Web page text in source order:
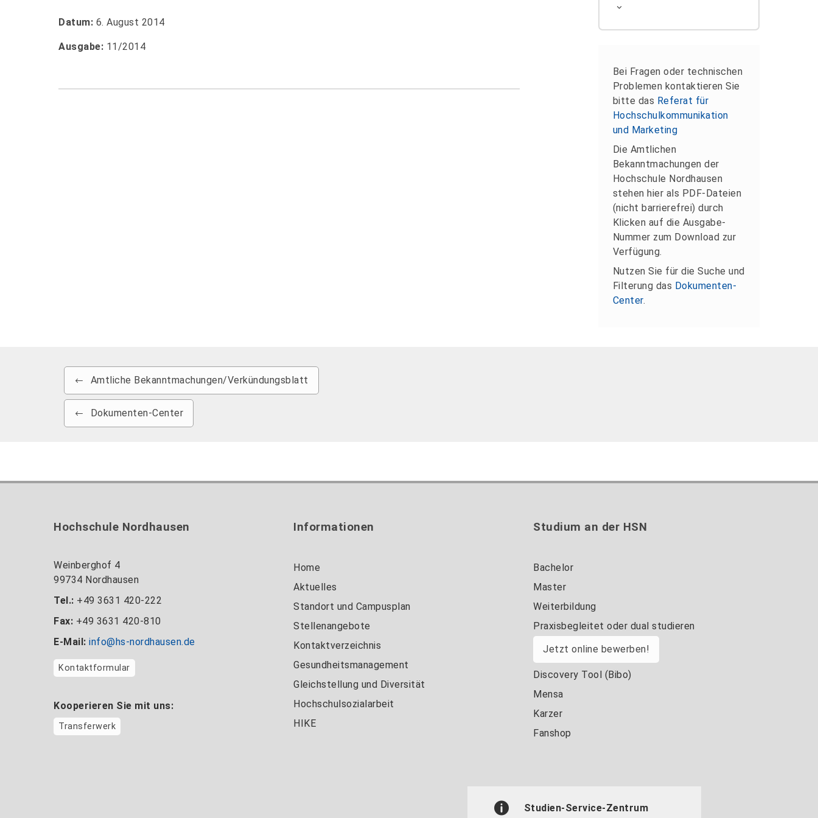
Datum: 6. August 2014
Ausgabe: 11/2014
Bei Fragen oder technischen
Problemen kontaktieren Sie
bitte das Referat für
Hochschulkommunikation
und Marketing
Die Amtlichen
Bekanntmachungen der
Hochschule Nordhausen
stehen hier als PDF-Dateien
(nicht barrierefrei) durch
Klicken auf die Ausgabe-
Nummer zum Download zur
Verfügung.
Nutzen Sie für die Suche und
Filterung das Dokumenten-
Center.
Amtliche Bekanntmachungen/Verkündungsblatt
Dokumenten-Center
Hochschule Nordhausen
Weinberghof 4
99734 Nordhausen
Tel.: +49 3631 420-222
Fax: +49 3631 420-810
E-Mail: info@hs-nordhausen.de
Kontaktformular
Kooperieren Sie mit uns:
Transferwerk
Informationen
Home
Aktuelles
Standort und Campusplan
Stellenangebote
Kontaktverzeichnis
Gesundheitsmanagement
Gleichstellung und Diversität
Hochschulsozialarbeit
HIKE
Studium an der HSN
Bachelor
Master
Weiterbildung
Praxisbegleitet oder dual studieren
Jetzt online bewerben!
Discovery Tool (Bibo)
Mensa
Karzer
Fanshop
Studien-Service-Zentrum